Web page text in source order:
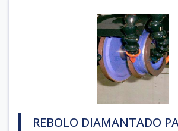
REBOLO DIAMANTADO